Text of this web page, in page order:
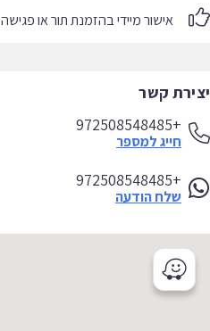
אישור מיידי בהזמנת תור או פגישה
יצירת קשר
+972508548485
חייג למספר
+972508548485
שלח הודעה